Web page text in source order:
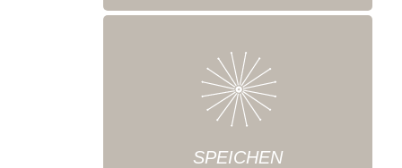
SPEICHEN